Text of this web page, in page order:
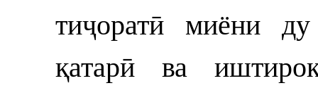
тиҷоратӣ миёни
қатарӣ ва